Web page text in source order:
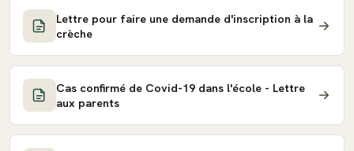
Lettre pour faire une demande d'inscription à la
crèche
Cas confirmé de Covid-19 dans l'école - Lettre
aux parents